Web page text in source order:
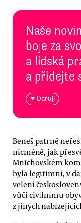
Naše
boje za
a lidská
a přidejte
♥ Daruji
Beneš patrně
nicméně, jak
Mnichovském
byla legitimní, v
velení
vůči civilnímu
z jiných